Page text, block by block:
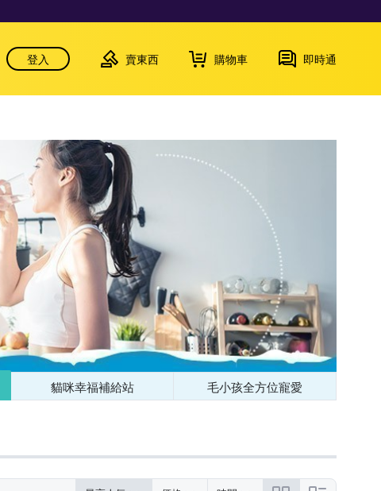
登入 賣東西 購物車 即時通
貓咪幸福補給站 毛小孩全方位寵愛